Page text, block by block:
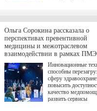
а сам он
Ольга Сорокина рассказала о
перспективах превентивной
медицины и межотраслевом
взаимодействии в рамках
Инновационные
способны
сферу
повысить
качество
развить сервисы